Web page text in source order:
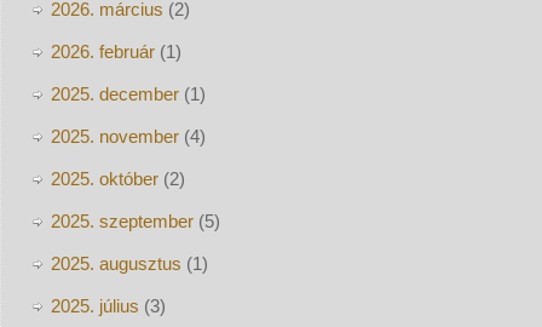
2026. március (2)
2026. február(1)
2025. december(1)
2025. november(4)
2025. október(2)
2025. szeptember(5)
2025. augusztus (1)
2025. július (3)